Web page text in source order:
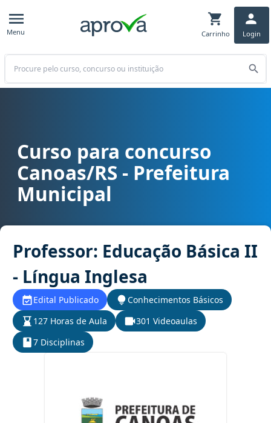
Menu Carrinho Login
Buscar
Curso para concurso Canoas/RS - Prefeitura Municipal cargo
Curso para concurso
Canoas/RS - Prefeitura
Municipal
Professor: Educação Básica II
- Língua Inglesa
Edital Publicado
Conhecimentos Básicos
127 Horas de Aula
301 Videoaulas
7 Disciplinas